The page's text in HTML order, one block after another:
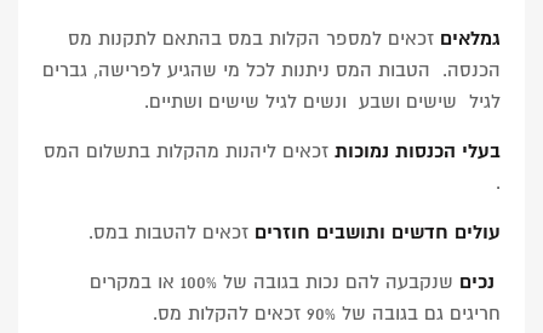
גמלאים זכאים למספר הקלות במס בהתאם לתקנות מס
הכנסה. הטבות המס ניתנות לכל מי שהגיע לפרישה, גברים
לגיל שישים ושבע ונשים לגיל שישים ושתיים.
בעלי הכנסות נמוכות זכאים ליהנות מהקלות בתשלום המס
.
עולים חדשים ותושבים חוזרים זכאים להטבות במס.
נכים
שנקבעה להם נכות בגובה של 100% או במקרים
חריגים גם בגובה של 90% זכאים להקלות מס.